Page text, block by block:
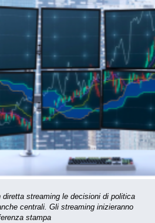
streaming le decisioni di politica
centrali. Gli streaming inizieranno
stampa